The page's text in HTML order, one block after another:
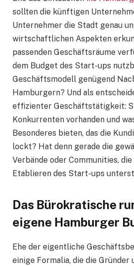
sollten die künftigen
Unternehmer die Stadt genau
wirtschaftlichen Aspekten
passenden Geschäftsräume
dem Budget des Start-ups
Geschäftsmodell genügend
Hamburgern? Und als
effizienter Geschäftstätigkeit:
Konkurrenten vorhanden und
Besonderes bieten, das die
lockt? Hat denn gerade die
Verbände oder Communities, die
Etablieren des Start-ups
Das Bürokratische
eigene Hamburger
Ehe der eigentliche
einige Formalia, die die Gründer